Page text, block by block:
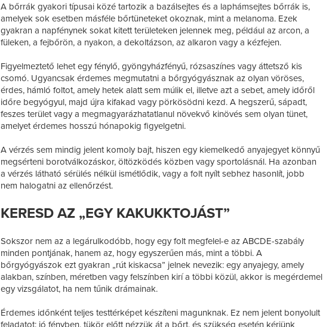
A bőrrák gyakori típusai közé tartozik a bazálsejtes és a laphámsejtes bőrrák is,
amelyek sok esetben másféle bőrtüneteket okoznak, mint a melanoma. Ezek
gyakran a napfénynek sokat kitett területeken jelennek meg, például az arcon, a
füleken, a fejbőrön, a nyakon, a dekoltázson, az alkaron vagy a kézfejen.
Figyelmeztető lehet egy fénylő, gyöngyházfényű, rózsaszínes vagy áttetsző kis
csomó. Ugyancsak érdemes megmutatni a bőrgyógyásznak az olyan vöröses,
érdes, hámló foltot, amely hetek alatt sem múlik el, illetve azt a sebet, amely időről
időre begyógyul, majd újra kifakad vagy pörkösödni kezd. A hegszerű, sápadt,
feszes terület vagy a megmagyarázhatatlanul növekvő kinövés sem olyan tünet,
amelyet érdemes hosszú hónapokig figyelgetni.
A vérzés sem mindig jelent komoly bajt, hiszen egy kiemelkedő anyajegyet könnyű
megsérteni borotválkozáskor, öltözködés közben vagy sportolásnál. Ha azonban
a vérzés látható sérülés nélkül ismétlődik, vagy a folt nyílt sebhez hasonlít, jobb
nem halogatni az ellenőrzést.
KERESD AZ „EGY KAKUKKTOJÁST”
Sokszor nem az a legárulkodóbb, hogy egy folt megfelel-e az ABCDE-szabály
minden pontjának, hanem az, hogy egyszerűen más, mint a többi. A
bőrgyógyászok ezt gyakran „rút kiskacsa” jelnek nevezik: egy anyajegy, amely
alakban, színben, méretben vagy felszínben kirí a többi közül, akkor is megérdemel
egy vizsgálatot, ha nem tűnik drámainak.
Érdemes időnként teljes testtérképet készíteni magunknak. Ez nem jelent bonyolult
feladatot: jó fényben, tükör előtt nézzük át a bőrt, és szükség esetén kérjünk